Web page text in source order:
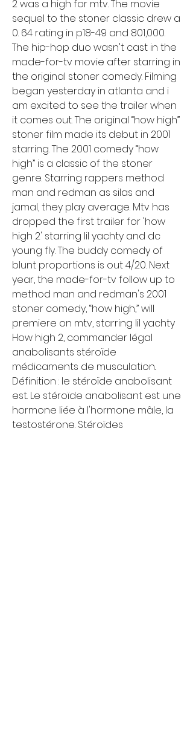
2 was a high for mtv. The movie
sequel to the stoner classic drew a
0. 64 rating in p18-49 and 801,000.
The hip-hop duo wasn't cast in the
made-for-tv movie after starring in
the original stoner comedy. Filming
began yesterday in atlanta and i
am excited to see the trailer when
it comes out. The original “how high”
stoner film made its debut in 2001
starring. The 2001 comedy “how
high” is a classic of the stoner
genre. Starring rappers method
man and redman as silas and
jamal, they play average. Mtv has
dropped the first trailer for 'how
high 2' starring lil yachty and dc
young fly. The buddy comedy of
blunt proportions is out 4/20. Next
year, the made-for-tv follow up to
method man and redman's 2001
stoner comedy, “how high,” will
premiere on mtv, starring lil yachty
How high 2, commander légal
anabolisants stéroïde
médicaments de musculation..
Définition : le stéroïde anabolisant
est. Le stéroïde anabolisant est une
hormone liée à l'hormone mâle, la
testostérone. Stéroïdes